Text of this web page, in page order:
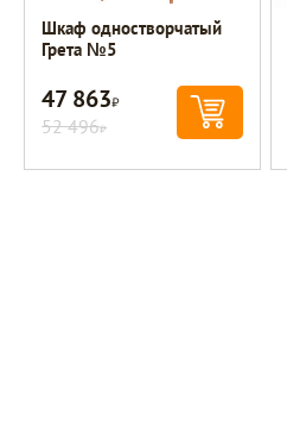
Шкаф одностворчатый
Грета №5
47 863Р
52 496Р